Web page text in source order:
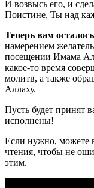
И возвысь его, и
Поистине, Ты над
Теперь вам осталось
намерением
посещении Имама
какое-то время
молитв, а также
Аллаху.
Пусть будет принят
исполнены!
Если нужно, можете
чтения, чтобы не
этим.